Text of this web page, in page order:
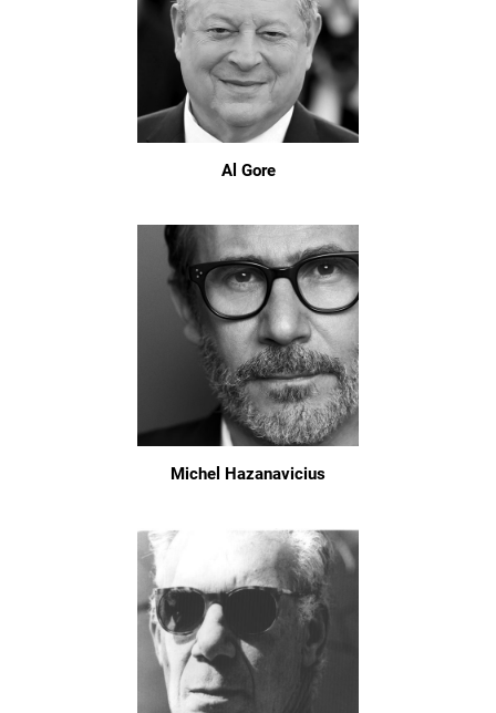
Al Gore
Michel Hazanavicius